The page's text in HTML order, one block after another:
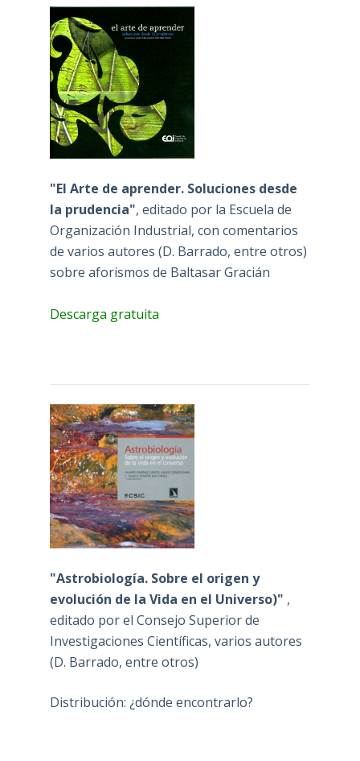
"El Arte de aprender. Soluciones desde
la prudencia", editado por la Escuela de
Organización Industrial, con comentarios
de varios autores (D. Barrado, entre otros)
sobre aforismos de Baltasar Gracián
Descarga gratuita
"Astrobiología. Sobre el origen y
evolución de la Vida en el Universo)" ,
editado por el Consejo Superior de
Investigaciones Científicas, varios autores
(D. Barrado, entre otros)
Distribución: ¿dónde encontrarlo?